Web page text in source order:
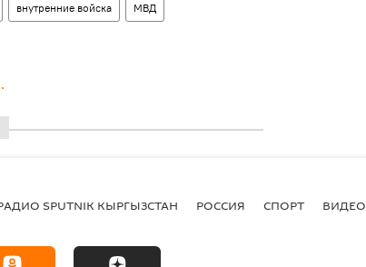
внутренние войска МВД
SPUTNIK КЫРГЫЗСТАН РОССИЯ СПОРТ ВИДЕО